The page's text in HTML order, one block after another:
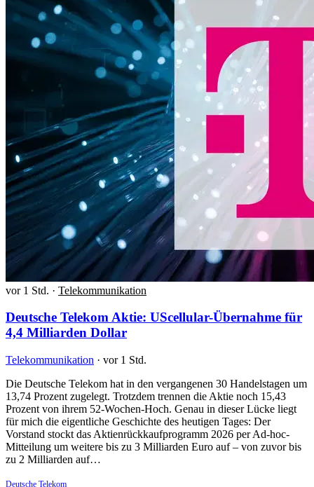
vor 1 Std. · Telekommunikation
Deutsche Telekom Aktie: UScellular-Übernahme für
4,4 Milliarden Dollar
Telekommunikation · vor 1 Std.
Die Deutsche Telekom hat in den vergangenen 30 Handelstagen um
13,74 Prozent zugelegt. Trotzdem trennen die Aktie noch 15,43
Prozent von ihrem 52-Wochen-Hoch. Genau in dieser Lücke liegt
für mich die eigentliche Geschichte des heutigen Tages: Der
Vorstand stockt das Aktienrückkaufprogramm 2026 per Ad-hoc-
Mitteilung um weitere bis zu 3 Milliarden Euro auf – von zuvor bis
zu 2 Milliarden auf…
Deutsche Telekom